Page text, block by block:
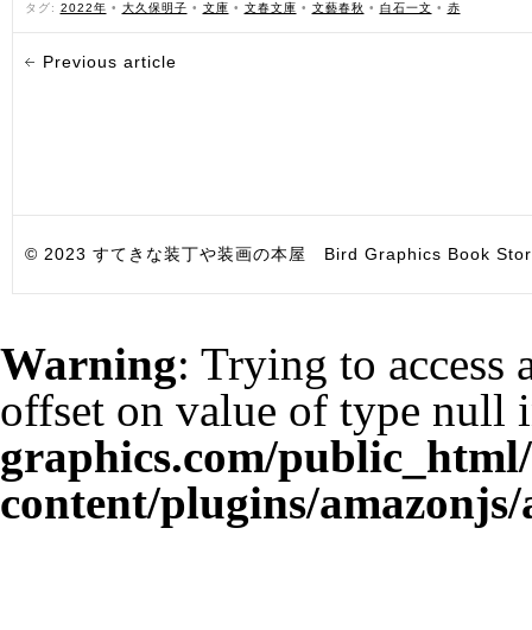
タグ: 2022年 • 大久保明子 • 文庫 • 文春文庫 • 文藝春秋 • 白石一文 • 赤
Previous article
© 2023 すてきな装丁や装画の本屋 Bird Graphics Book
Warning: Trying to access
offset on value of type null
graphics.com/
content/plugins/